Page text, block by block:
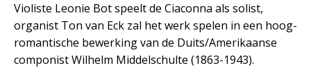
Violiste Leonie Bot speelt de Ciaconna als solist,
organist Ton van Eck zal het werk spelen in een hoog-
romantische bewerking van de Duits/Amerikaanse
componist Wilhelm Middelschulte (1863-1943).